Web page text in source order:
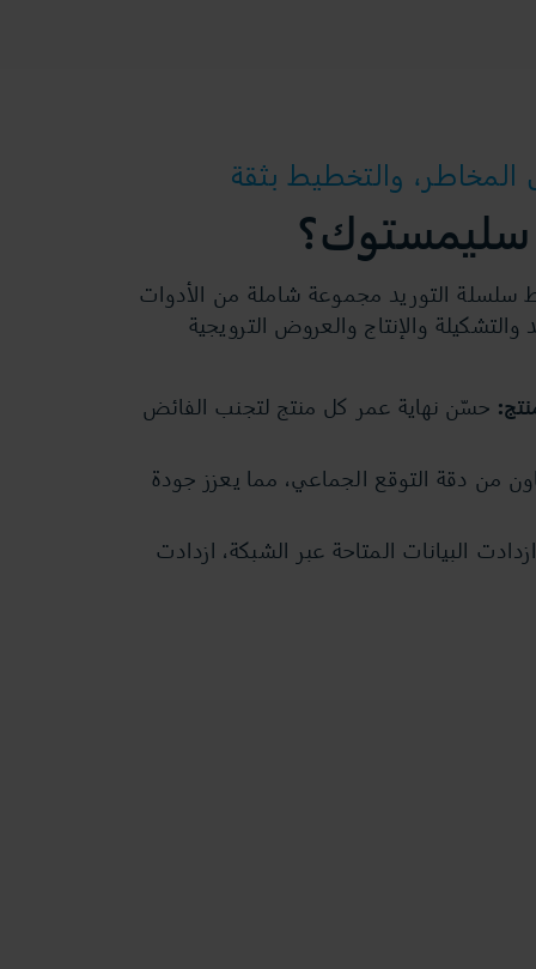
المخاطر، والتخطيط بثقة
سليمستوك؟
سليم4 لتخطيط سلسلة التوريد مجموعة شاملة من الأدوات
والإنتاج والعروض الترويجية
حسّن نهاية عمر كل منتج لتجنب الفائض
من دقة التوقع الجماعي، مما يعزز جودة
البيانات المتاحة عبر الشبكة، ازدادت